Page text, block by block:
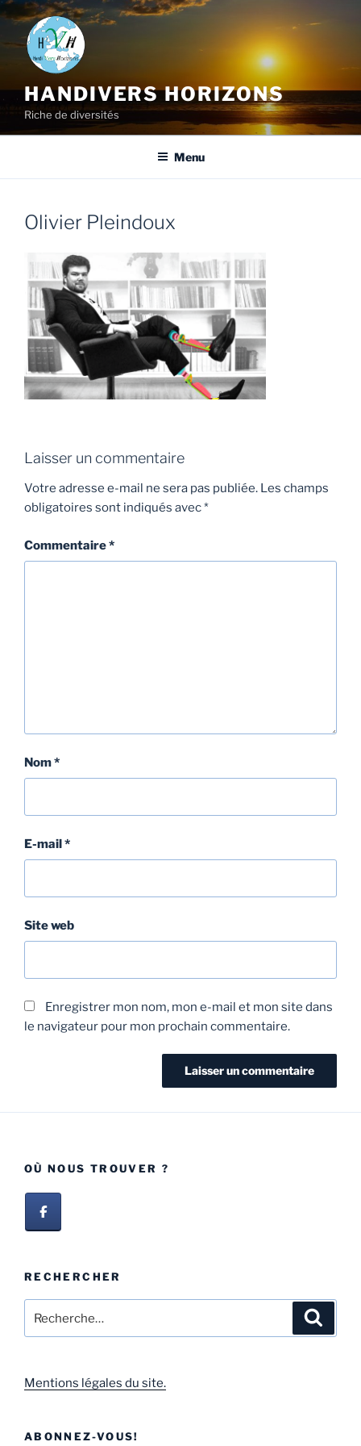
HANDIVERS HORIZONS
Riche de diversités
Menu
Olivier Pleindoux
Laisser un commentaire
Votre adresse e-mail ne sera pas publiée. Les champs
obligatoires sont indiqués avec*
Commentaire*
Nom*
E-mail*
Site web
Enregistrer mon nom, mon e-mail et mon site dans
le navigateur pour mon prochain commentaire.
OÙ NOUS TROUVER ?
RECHERCHER
Mentions légales du site.
ABONNEZ-VOUS!